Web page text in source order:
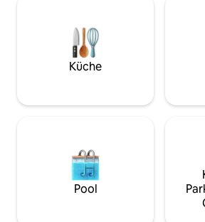
Und ein zweites mit zwei
über uns eine Etage .. wenn du an
zusätzlichen interessiert bist oder
dieses nicht mehr verfügbar ist. Als
Fragen zu beantworten.
Küche
Pool